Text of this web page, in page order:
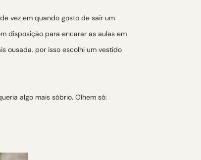
vez em quando gosto de sair um
disposição para encarar as aulas em
ousada, por isso escolhi um vestido
algo mais sóbrio. Olhem só: